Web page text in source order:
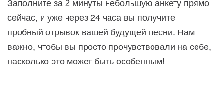
Заполните за 2 минуты небольшую анкету прямо
сейчас, и уже через 24 часа вы получите
пробный отрывок вашей будущей песни. Нам
важно, чтобы вы просто прочувствовали на себе,
насколько это может быть особенным!